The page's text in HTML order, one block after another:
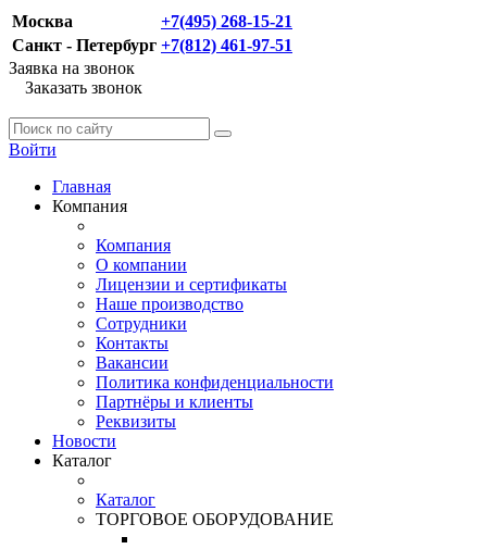
Москва
+7(495) 268-15-21
Санкт - Петербург +7(812) 461-97-51
Заявка на звонок
Заказать звонок
Войти
Главная
Компания
Компания
О компании
Лицензии и сертификаты
Наше производство
Сотрудники
Контакты
Вакансии
Политика конфиденциальности
Партнёры и клиенты
Реквизиты
Новости
Каталог
Каталог
ТОРГОВОЕ ОБОРУДОВАНИЕ